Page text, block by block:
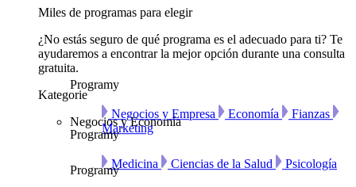
Miles de programas para elegir
¿No estás seguro de qué programa es el adecuado para ti? Te
ayudaremos a encontrar la mejor opción durante una consulta
gratuita.
Kategorie
Negocios y Economía
Programy
Negocios y Empresa Economía
Fianzas
Marketing
Programy
Medicina Ciencias de la Salud Psicología
Programy